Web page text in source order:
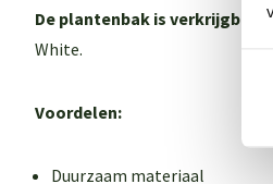
De plantenbak is verkrijgbaar
White.
Voordelen:
Duurzaam materiaal